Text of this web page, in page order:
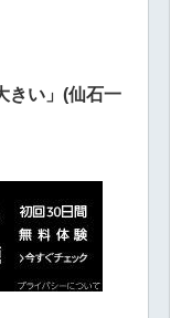
きい」(仙石一